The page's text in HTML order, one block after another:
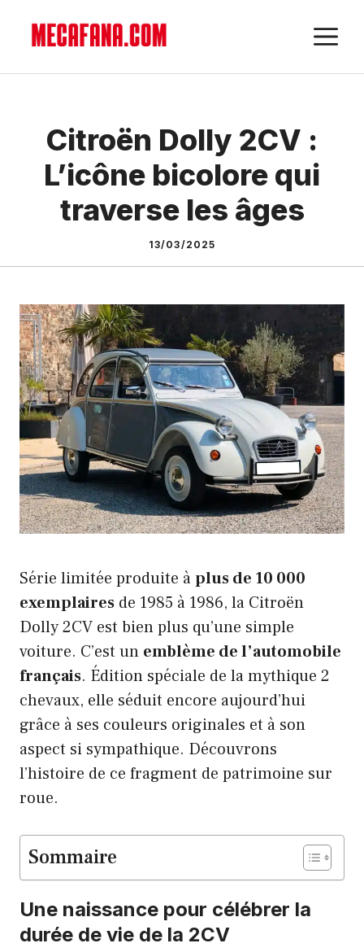
Citroën Dolly 2CV :
L’icône bicolore qui
traverse les âges
13/03/2025
Série limitée produite àplus de 10 000
exemplaires de 1985 à 1986, la Citroën
Dolly 2CV est bien plus qu’une simple
voiture. C’est un emblème de l’automobile
français. Édition spéciale de la mythique 2
chevaux, elle séduit encore aujourd’hui
grâce à ses couleurs originales et à son
aspect si sympathique. Découvrons
l’histoire de ce fragment de patrimoine sur
roue.
Sommaire
Une naissance pour célébrer la
durée de vie de la 2CV